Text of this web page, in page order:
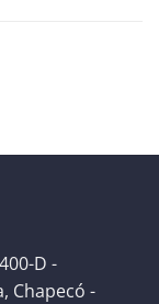
D -
Chapecó -